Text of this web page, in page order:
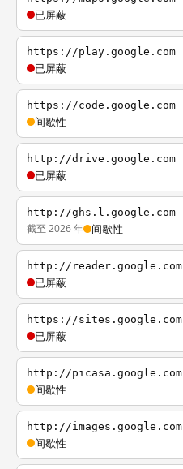
已屏蔽
https://play.google.com
已屏蔽
https://code.google.com
间歇性
http://drive.google.com
已屏蔽
http://ghs.l.google.com
截至 2026 年 间歇性
http://reader.google.com
已屏蔽
https://sites.google.com
已屏蔽
http://picasa.google.com
间歇性
http://images.google.com
间歇性